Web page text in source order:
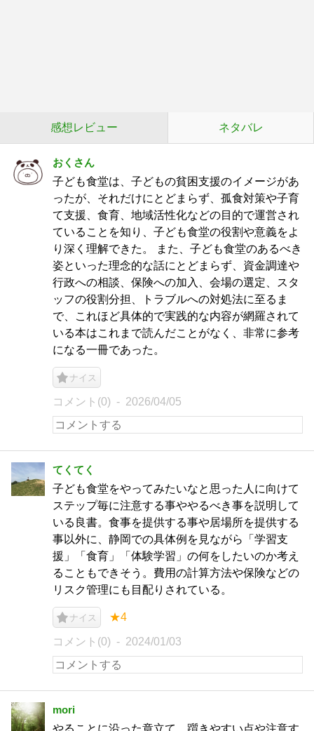
感想レビュー ネタバレ
おくさん
子ども食堂は、子どもの貧困支援のイメージがあ
ったが、それだけにとどまらず、孤食対策や子育
て支援、食育、地域活性化などの目的で運営され
ていることを知り、子ども食堂の役割や意義をよ
り深く理解できた。 また、子ども食堂のあるべき
姿といった理念的な話にとどまらず、資金調達や
行政への相談、保険への加入、会場の選定、スタ
ッフの役割分担、トラブルへの対処法に至るま
で、これほど具体的で実践的な内容が網羅されて
いる本はこれまで読んだことがなく、非常に参考
になる一冊であった。
ナイス
コメント(0) 2026/04/05
てくてく
子ども食堂をやってみたいなと思った人に向けて
ステップ毎に注意する事ややるべき事を説明して
いる良書。食事を提供する事や居場所を提供する
事以外に、静岡での具体例を見ながら「学習支
援」「食育」「体験学習」の何をしたいのか考え
ることもできそう。費用の計算方法や保険などの
リスク管理にも目配りされている。
ナイス ★4
コメント(0) 2024/01/03
mori
やることに沿った章立て。躓きやすい点や注意す